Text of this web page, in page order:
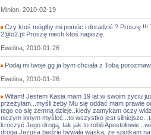
Minion, 2010-02-19
Czy ktoś mógłby mi pomóc i doradzić ? Proszę !!!
2@o2.pl Proszę niech ktoś napiszę.
Ewelina, 2010-01-26
Podaj mi twoje gg ja bym chciała z Tobą
Ewelina, 2010-01-26
Witam! Jestem Kasia mam 19 lat w swoim życiu
przeżyłam...myśli żeby Mu się oddać mam prawie
tego co się zemną dzieje..kiedy zamykam oczy
niczym innym myśleć...to wszystko jest
kroczyć Jego drogą, tak jak to robili
droga Jezusa będzie bywała wąska, że spotkam